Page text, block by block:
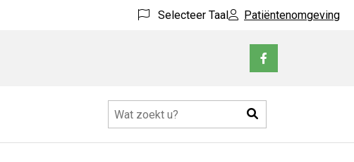
Selecteer Taal Patiëntenomgeving
Bezoek
facebook
Zoeken